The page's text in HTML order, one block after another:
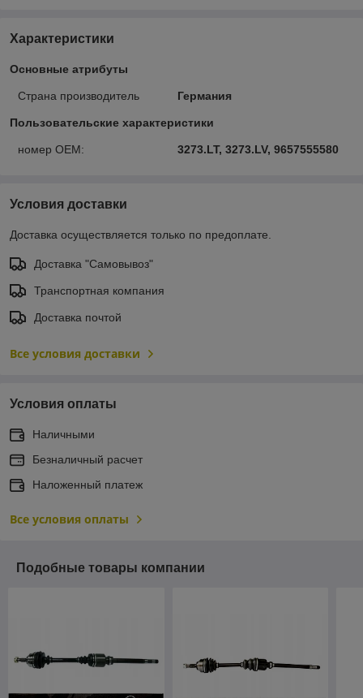
Характеристики
Основные атрибуты
Страна производитель Германия
Пользовательские характеристики
номер OEM: 3273.LT, 3273.LV, 9657555580
Условия доставки
Доставка осуществляется только по предоплате.
Доставка "Самовывоз"
Транспортная компания
Доставка почтой
Все условия доставки
Условия оплаты
Наличными
Безналичный расчет
Наложенный платеж
Все условия оплаты
Подобные товары компании